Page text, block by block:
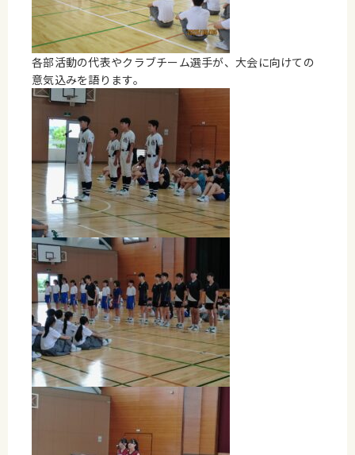
各部活動の代表やクラブチーム選手が、大会に向けての
意気込みを語ります。